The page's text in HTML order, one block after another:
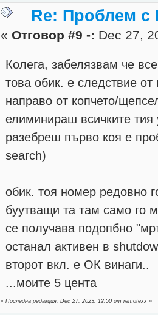
Re: Проблем с
« Отговор #9 -: Dec 27,
Колега, забелязвам че
това обик. е следствие
направо от копчето/
елиминираш всичките тия
разебреш първо коя е
search)
обик. тоя номер редовно
буутващи та там само го
се получава подопбно
останал активен в
второт вкл. е ОК винаги..
...моите 5 цента
«Последна редакция: Dec 27, 2023, 12:50 от remotexx »